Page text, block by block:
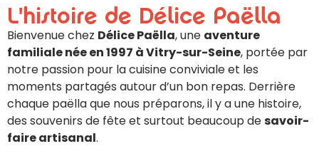
L'histoire de Délice Paëlla
Bienvenue chez Délice Paëlla, une aventure
familiale née en 1997 à Vitry-sur-Seine, portée par
notre passion pour la cuisine conviviale et les
moments partagés autour d’un bon repas. Derrière
chaque paëlla que nous préparons, il y a une histoire,
des souvenirs de fête et surtout beaucoup desavoir-
faire artisanal.